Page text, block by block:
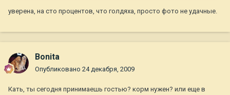
уверена, на сто процентов, что голдяха, просто фото не удачные.
Bonita
Опубликовано 24 декабря, 2009
Кать, ты сегодня принимаешь гостью? корм нужен? или еще в